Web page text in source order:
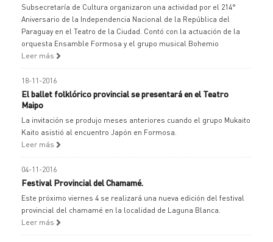
Subsecretaría de Cultura organizaron una actividad por el 214°
Aniversario de la Independencia Nacional de la República del
Paraguay en el Teatro de la Ciudad. Contó con la actuación de la
orquesta Ensamble Formosa y el grupo musical Bohemio
Leer más
18-11-2016
El ballet folklórico provincial se presentará en el Teatro
Maipo
La invitación se produjo meses anteriores cuando el grupo Mukaito
Kaito asistió al encuentro Japón en Formosa.
Leer más
04-11-2016
Festival Provincial del Chamamé.
Este próximo viernes 4 se realizará una nueva edición del festival
provincial del chamamé en la localidad de Laguna Blanca.
Leer más